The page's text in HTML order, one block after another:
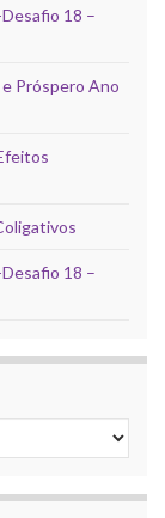
18 –
e Próspero Ano
18 –